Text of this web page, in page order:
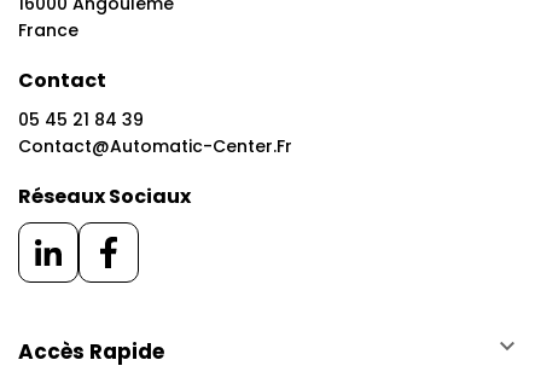
France
Contact
05 45 21 84 39
Contact@automatic-Center.fr
Réseaux Sociaux
Accès Rapide keyboard_arrow_down